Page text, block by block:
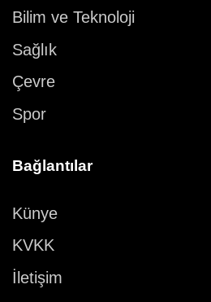
Bilim ve Teknoloji
Sağlık
Çevre
Spor
Bağlantılar
Künye
KVKK
İletişim